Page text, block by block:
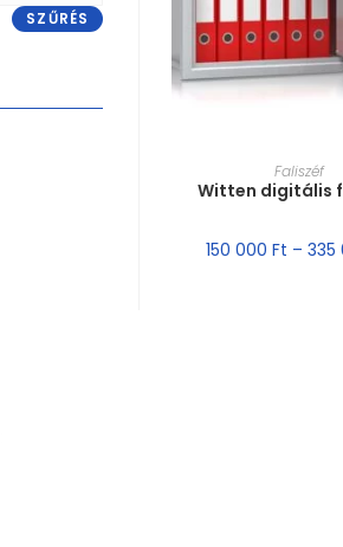
MÉRETFaliszéf
Witten digitális
150 000Ft –
SZŰRÉS